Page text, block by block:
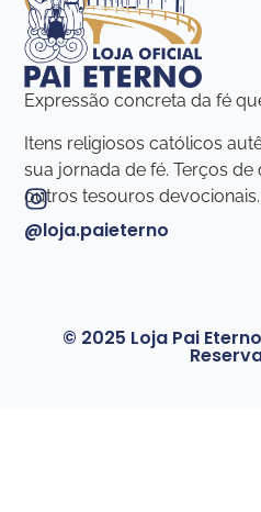
Expressão concreta da fé
Itens religiosos católicos
sua jornada de fé. Terços
outros tesouros devocionais.
@loja.paieterno
© 2025 Loja Pai